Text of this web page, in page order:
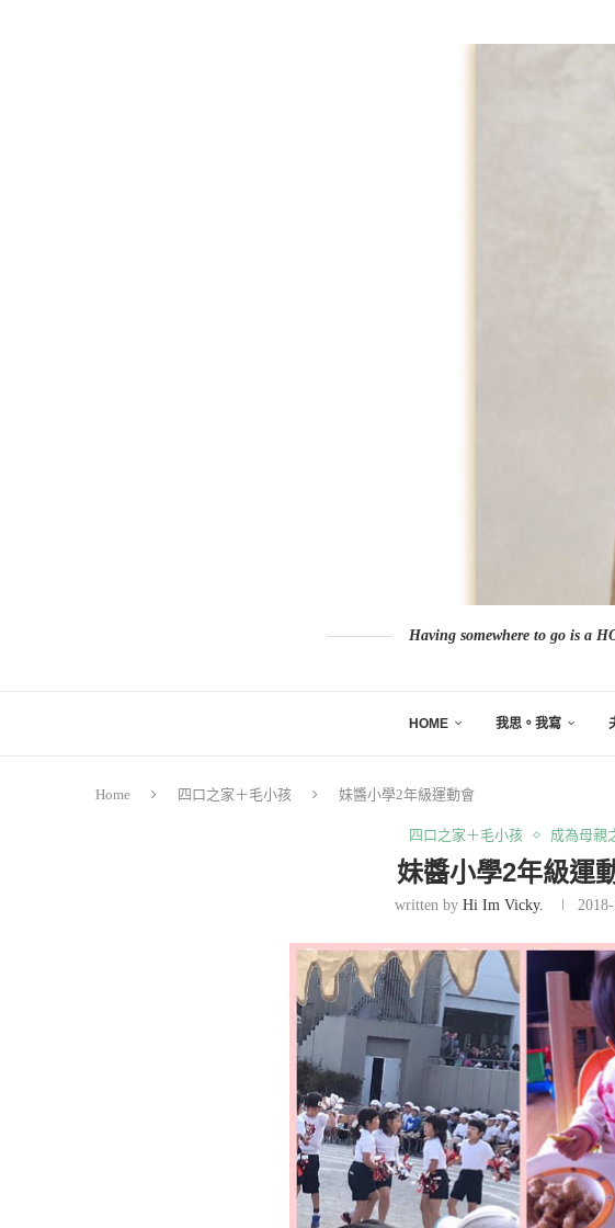
Having somewhere to go is a
HOME 我思。我寫
Home 四口之家＋毛小孩 妹醬小學2年級運動會
四口之家＋毛小孩 成為母親
妹醬小學2年級運
written byHi Im Vicky.